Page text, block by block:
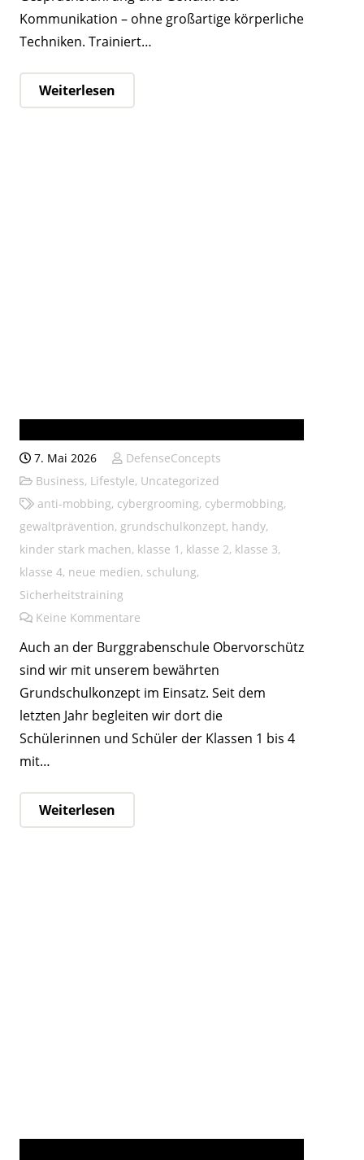
Kommunikation – ohne großartige körperliche
Techniken. Trainiert…
Weiterlesen
7. Mai 2026
DefenseConcepts
Business, Lifestyle, Uncategorized
anti-mobbing, cybergrooming, cybermobbing,
gewaltprävention, grundschulkonzept, handy,
kinder stark machen, klasse 1 , klasse 2, klasse 3,
klasse 4, neue medien, schulung,
Sicherheitstraining
Keine Kommentare
Auch an der Burggrabenschule Obervorschütz
sind wir mit unserem bewährten
Grundschulkonzept im Einsatz. Seit dem
letzten Jahr begleiten wir dort die
Schülerinnen und Schüler der Klassen 1 bis 4
mit…
Weiterlesen